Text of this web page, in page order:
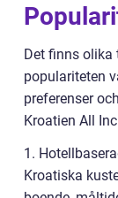
Det finns olika
populariteten
preferenser
Kroatien All
1.
Kroatiska